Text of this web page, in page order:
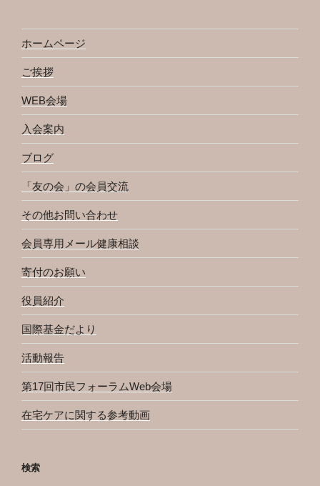
ホームページ
ご挨拶
WEB会場
入会案内
ブログ
「友の会」の会員交流
その他お問い合わせ
会員専用メール健康相談
寄付のお願い
役員紹介
国際基金だより
活動報告
第17回市民フォーラムWeb会場
在宅ケアに関する参考動画
検索